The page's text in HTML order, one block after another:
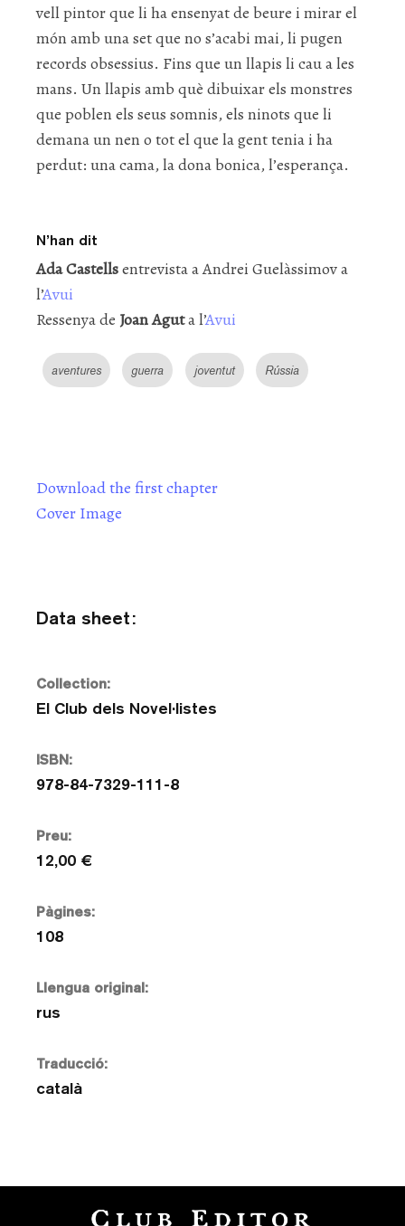
vell pintor que li ha ensenyat de beure i mirar el
món amb una set que no s’acabi mai, li pugen
records obsessius. Fins que un llapis li cau a les
mans. Un llapis amb què dibuixar els monstres
que poblen els seus somnis, els ninots que li
demana un nen o tot el que la gent tenia i ha
perdut: una cama, la dona bonica, l’esperança.
N’han dit
Ada Castellsentrevista a Andrei Guelàssimov a
l’Avui
Ressenya de Joan Aguta l’Avui
aventures guerra joventut Rússia
Download the first chapter
Cover Image
Data sheet:
Collection:
El Club dels Novel·listes
ISBN:
978-84-7329-111-8
Preu:
12,00 €
Pàgines:
108
Llengua original:
rus
Traducció:
català